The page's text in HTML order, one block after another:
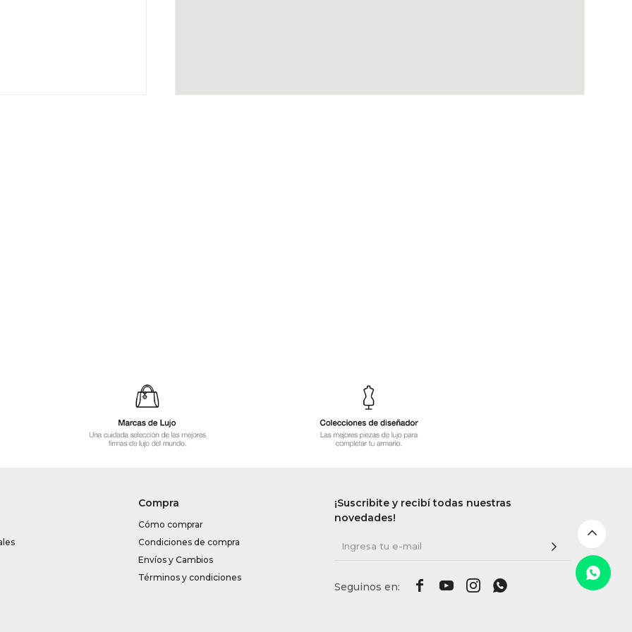
Compra
Cómo comprar
Condiciones de compra
Envíos y Cambios
Términos y condiciones
¡Suscribite y recibí todas nuestras
novedades!
   